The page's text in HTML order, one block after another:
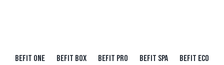
BEFIT ONE BEFIT BOX BEFIT PRO BEFIT SPA
BEFIT ECO